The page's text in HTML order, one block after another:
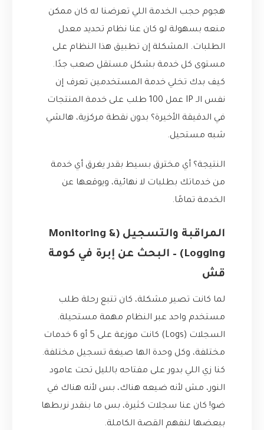
هجوم حجب الخدمة اللي تعرضنا له كان ممكن
منعه بسهولة لو كان عنا نظام تحديد معدل
الطلبات. المشكلة إن تطبيق هذا النظام على
مستوى كل خدمة بشكل مستقل صعب جدًا.
كيف بدك تخلي خدمة المستخدمين تعرف إن
نفس الـ IP عمل 100 طلب على خدمة المنتجات
في الدقيقة الأخيرة؟ بدون نقطة مركزية، هالشي
شبه مستحيل.
النتيجة؟ أي مخترق بسيط بقدر يغرق أي خدمة
من خدماتك بطلبات لا نهائية، ويوقعها عن
الخدمة تمامًا.
المراقبة والتسجيل (Monitoring &
Logging) – البحث عن إبرة في كومة
قش
لما كانت تصير مشكلة، كان تتبع رحلة طلب
مستخدم واحد عبر النظام مهمة مستحيلة.
السجلات (Logs) كانت موزعة على 5 أو 6 خدمات
مختلفة، وكل وحدة الها صيغة تسجيل مختلفة.
كنا زي اللي بدور على مفتاحه بالليل تحت عامود
النور، مش لأنه ضيعه هناك، بس لأنه هناك في
ضو! كان عنا سجلات كثيرة، بس ما بنقدر نربطها
ببعضها لنفهم القصة الكاملة.